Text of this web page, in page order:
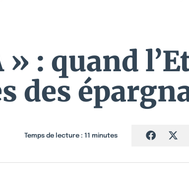
: quand
des
Temps de lecture : 11 minutes